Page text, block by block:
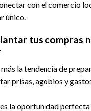
con el comercio
único.
tus compras
la tendencia de
prisas, agobios y
la oportunidad perfecta